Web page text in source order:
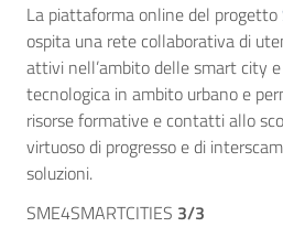
La piattaforma online del progetto
ospita una rete collaborativa di
attivi nell’ambito delle smart city
tecnologica in ambito urbano e
risorse formative e contatti allo
virtuoso di progresso e di
soluzioni.
SME4SMARTCITIES 3/3